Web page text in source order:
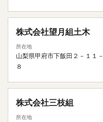
株式会社望月組土木
所在地
山梨県甲府市下飯田２－１１－
８
株式会社三枝組
所在地